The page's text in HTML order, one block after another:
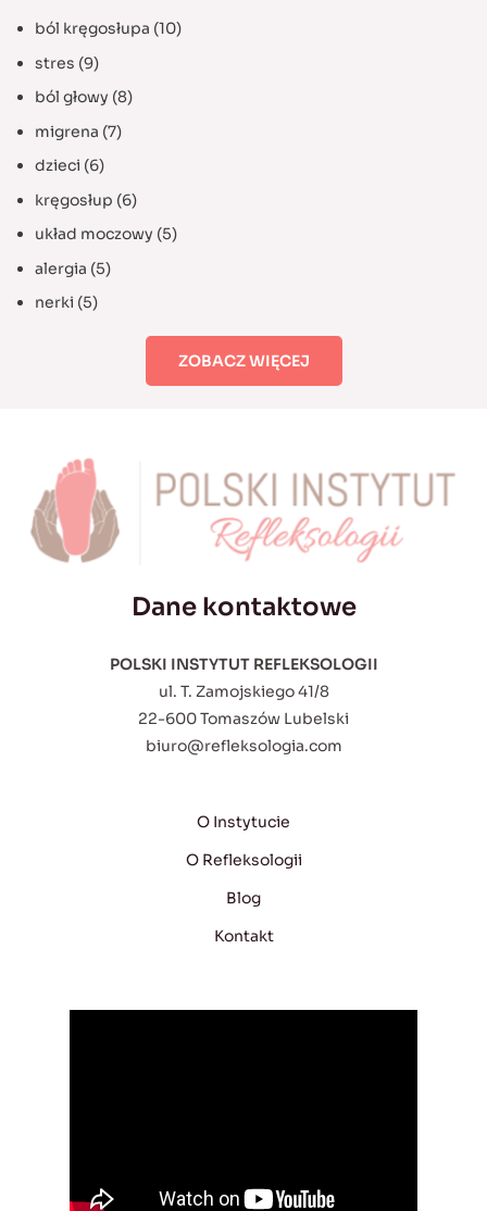
ból kręgosłupa (10)
stres (9)
ból głowy (8)
migrena (7)
dzieci (6)
kręgosłup (6)
układ moczowy (5)
alergia (5)
nerki (5)
ZOBACZ WIĘCEJ
Dane kontaktowe
POLSKI INSTYTUT REFLEKSOLOGII
ul. T. Zamojskiego 41/8
22-600 Tomaszów Lubelski
biuro@refleksologia.com
O Instytucie
O Refleksologii
Blog
Kontakt